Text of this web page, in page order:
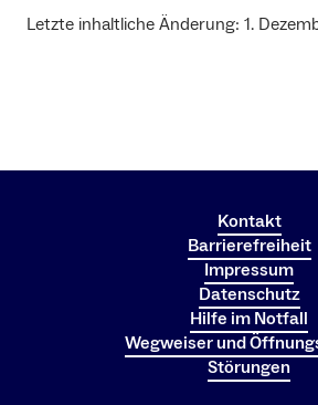
Letzte inhaltliche Änderung: 1.
Kontakt
Barrierefreiheit
Impressum
Datenschutz
Hilfe im Notfall
Wegweiser und
Störungen